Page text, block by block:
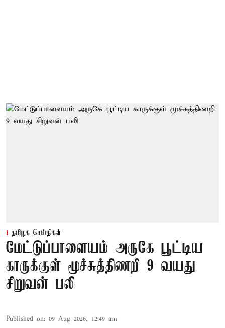
தமிழக செய்திகள்
மேட்டுப்பாளையம் அருகே பூட்டிய
காருக்குள் மூச்சுத்திணறி 9 வயது
சிறுவன் பலி
Published on: 09 Aug 2026, 12:49 am